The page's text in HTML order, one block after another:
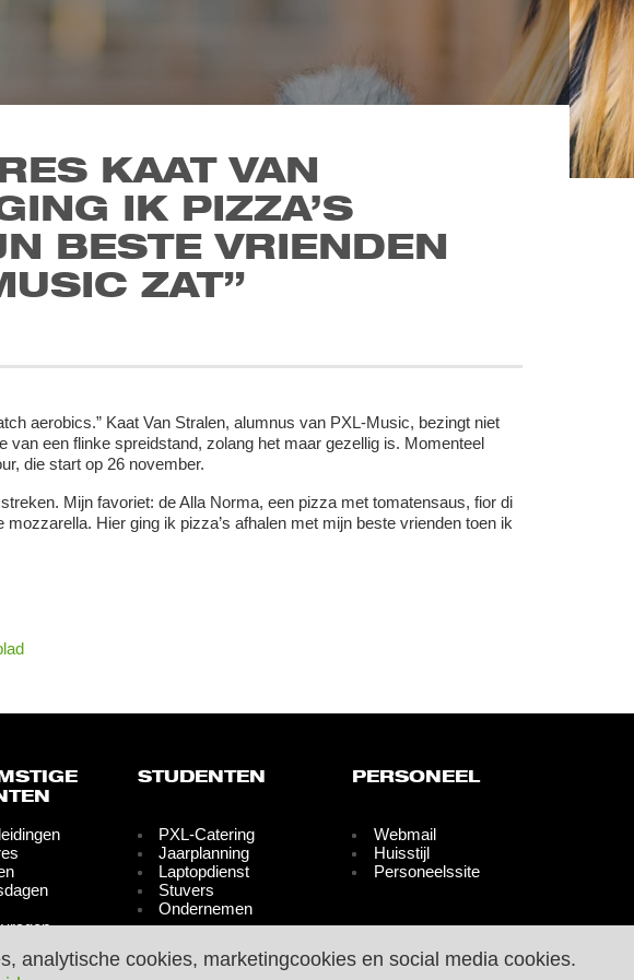
analytische cookies, marketingcookies en social media cookies.
KAAT VAN
IK PIZZA’S
BESTE VRIENDEN
ZAT”
aerobics.” Kaat Van Stralen, alumnus van PXL-Music, bezingt niet
van een flinke spreidstand, zolang het maar gezellig is. Momenteel
die start op 26 november.
Mijn favoriet: de Alla Norma, een pizza met tomatensaus, fior di
Hier ging ik pizza’s afhalen met mijn beste vrienden toen ik
STUDENTEN
PXL-Catering
Jaarplanning
Laptopdienst
Stuvers
Ondernemen
PERSONEEL
Webmail
Huisstijl
Personeelssite